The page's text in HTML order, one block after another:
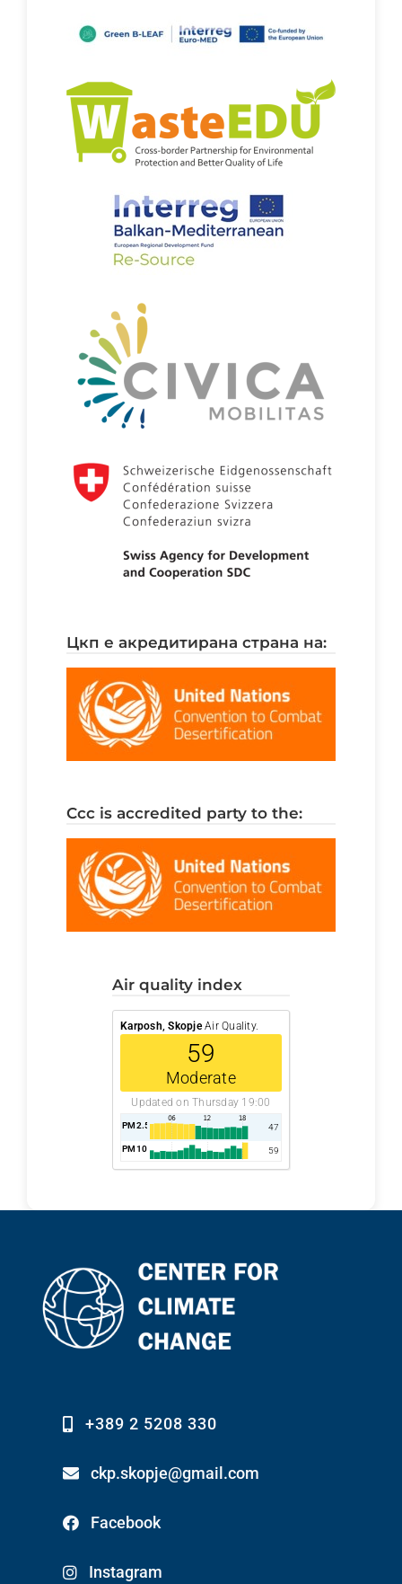
цкп е акредитирана страна на:
ccc is accredited party to the:
air quality index
Karposh, SkopjeAir Quality.
59
Moderate
Updated on Thursday 19:00
PM2.5AQI 47
PM10 AQI 59
+389 2 5208 330
ckp.skopje@gmail.com
Facebook
Instagram